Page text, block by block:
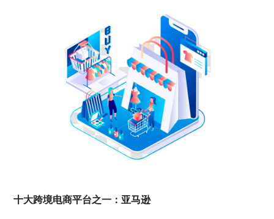
十大跨境电商平台之一：亚马逊